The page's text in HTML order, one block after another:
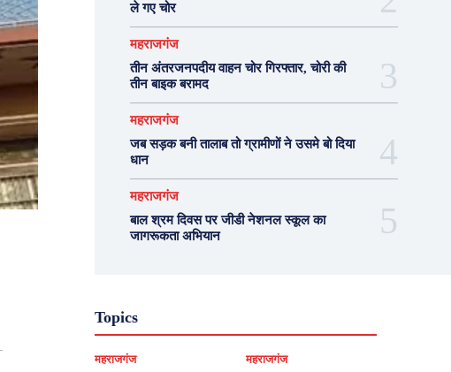
ले गए चोर
महराजगंज
तीन अंतरजनपदीय वाहन चोर गिरफ्तार, चोरी की
तीन बाइक बरामद
महराजगंज
जब सड़क बनी तालाब तो ग्रामीणों ने उसमे बो दिया
धान
महराजगंज
बाल श्रम दिवस पर जीडी नेशनल स्कूल का
जागरूकता अभियान
Topics
महराजगंज
महराजगंज